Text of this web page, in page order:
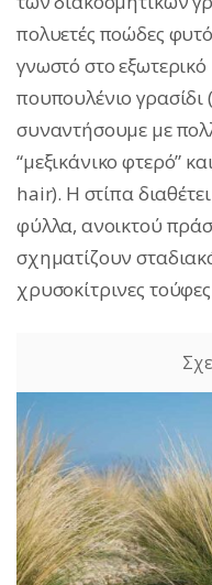
πολυετές ποώδες
γνωστό στο εξωτερικό
πουπουλένιο
συναντήσουμε με
“μεξικάνικο φτερό”
hair). Η στίπα
φύλλα, ανοικτού
σχηματίζουν
χρυσοκίτρινες